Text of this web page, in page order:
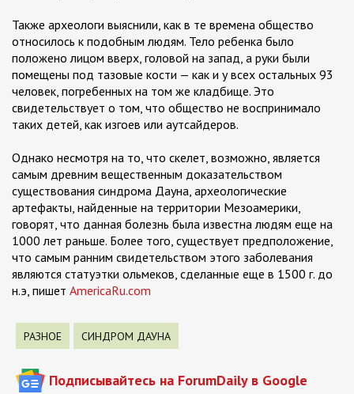
Также археологи выяснили, как в те времена общество
относилось к подобным людям. Тело ребенка было
положено лицом вверх, головой на запад, а руки были
помещены под тазовые кости — как и у всех остальных 93
человек, погребенных на том же кладбище. Это
свидетельствует о том, что общество не воспринимало
таких детей, как изгоев или аутсайдеров.
Однако несмотря на то, что скелет, возможно, является
самым древним вещественным доказательством
существования синдрома Дауна, археологические
артефакты, найденные на территории Мезоамерики,
говорят, что данная болезнь была известна людям еще на
1000 лет раньше. Более того, существует предположение,
что самым ранним свидетельством этого заболевания
являются статуэтки ольмеков, сделанные еще в 1500 г. до
н.э, пишет AmericaRu.com
РАЗНОЕ СИНДРОМ ДАУНА
Подписывайтесь на ForumDaily в Google